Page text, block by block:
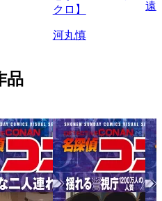
クロ】
河丸慎
遠
品